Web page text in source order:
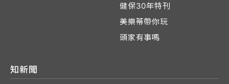
健保30年特刊
美樂蒂帶你玩
頭家有事嗎
知新聞